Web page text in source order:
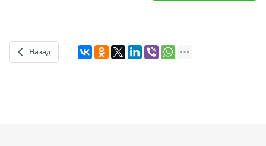
Назад